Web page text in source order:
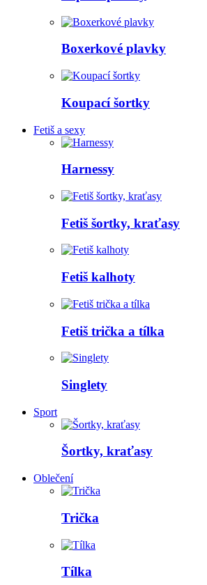
Boxerkové plavky
Koupací šortky
Fetiš a sexy
Harnessy
Fetiš šortky, kraťasy
Fetiš kalhoty
Fetiš trička a tílka
Singlety
Sport
Šortky, kraťasy
Oblečení
Trička
Tílka